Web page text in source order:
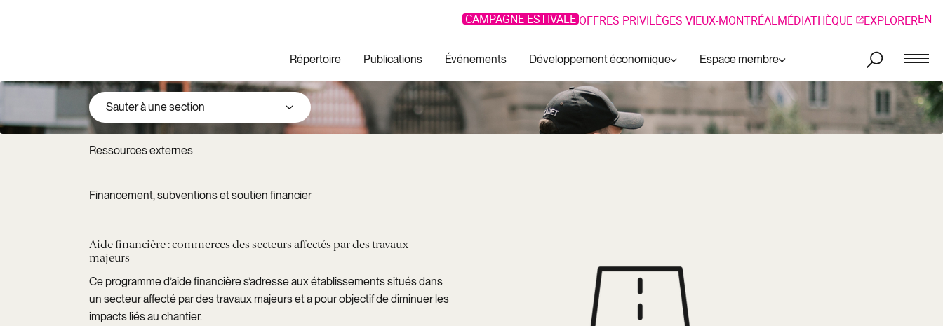
CAMPAGNE ESTIVALE OFFRES PRIVILÈGES VIEUX-MONTRÉAL MÉDIATHÈQUE EXPLOREREN
Répertoire Publications Événements Développement économique Espace membre
Sauter à une section
Ressources externes
Financement, subventions et soutien financier
Aide financière : commerces des secteurs affectés par des travaux
majeurs
Ce programme d’aide financière s’adresse aux établissements situés dans
un secteur affecté par des travaux majeurs et a pour objectif de diminuer les
impacts liés au chantier.